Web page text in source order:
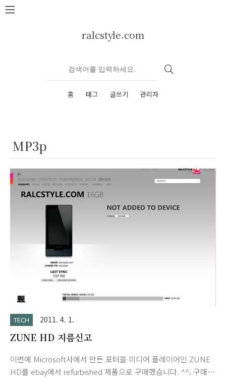
본문 바로가기
ralcstyle.com
홈 태그 글쓰기 관리자
MP3p
TECH 2011. 4. 1.
ZUNE HD 지름신고
이번에 Microsoft사에서 만든 포터블 미디어 플레이어인 ZUNE
HD를 ebay에서 refurbished 제품으로 구매했습니다. ^^; 구매